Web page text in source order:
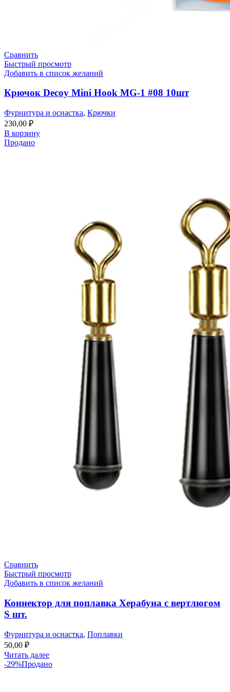
Сравнить
Быстрый просмотр
Добавить в список желаний
Крючок Decoy Mini Hook MG-1 #08 10шт
Фурнитура и оснастка, Крючки
230,00 ₽
В корзину
Продано
Сравнить
Быстрый просмотр
Добавить в список желаний
Коннектор для поплавка Херабуна с вертлюгом
S шт.
Фурнитура и оснастка, Поплавки
50,00 ₽
Читать далее
-29%Продано